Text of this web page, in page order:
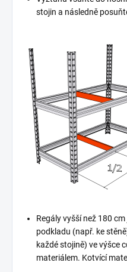
stojin a následně
Regály vyšší než 180
podkladu (např. ke
každé stojině) ve výšce
materiálem. Kotvící